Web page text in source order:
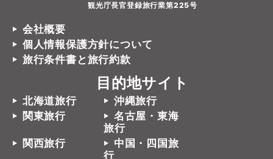
観光庁長官登録旅行業第225号
会社概要
個人情報保護方針について
旅行条件書と旅行約款
目的地サイト
北海道旅行
沖縄旅行
関東旅行
名古屋・東海
旅行
関西旅行
中国・四国旅
行